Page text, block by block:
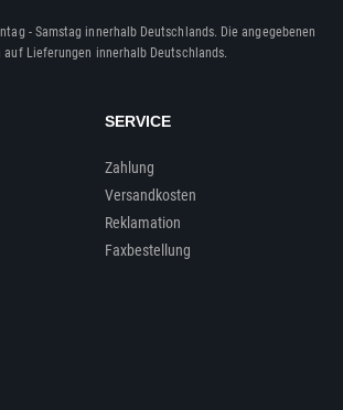
- Samstag innerhalb Deutschlands. Die angegebenen
Lieferungen innerhalb Deutschlands.
SERVICE
Zahlung
Versandkosten
Reklamation
Faxbestellung